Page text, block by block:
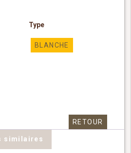
Type
BLANCHE
RETOUR
similaires